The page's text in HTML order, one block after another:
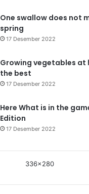
One swallow does not
spring
17 Desember 2022
Growing vegetables at
the best
17 Desember 2022
Here What is in the
Edition
17 Desember 2022
336x280